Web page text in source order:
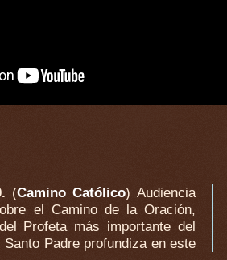
(Camino Católico) Audiencia
el Camino de la Oración,
Profeta más importante del
Padre profundiza en este
Personaje Biblico Moisés y su relación con Dios. Hay
Jacob pues se repasa la